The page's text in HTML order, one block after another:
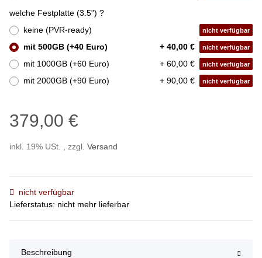
welche Festplatte (3.5") ?
keine (PVR-ready)
nicht verfügbar
mit 500GB (+40 Euro) + 40,00 € nicht verfügbar
mit 1000GB (+60 Euro) + 60,00 € nicht verfügbar
mit 2000GB (+90 Euro) + 90,00 € nicht verfügbar
379,00 €
inkl. 19% USt. , zzgl. Versand
nicht verfügbar
Lieferstatus: nicht mehr lieferbar
Beschreibung